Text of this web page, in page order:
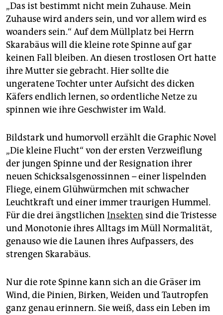
abo
genossenschaft
epaper login
„Das ist bestimmt nicht mein Zuhause. Mein
Zuhause wird anders sein, und vor allem wird es
woanders sein.“ Auf dem Müllplatz bei Herrn
Skarabäus will die kleine rote Spinne auf gar
keinen Fall bleiben. An diesen trostlosen Ort hatte
ihre Mutter sie gebracht. Hier sollte die
ungeratene Tochter unter Aufsicht des dicken
Käfers endlich lernen, so ordentliche Netze zu
spinnen wie ihre Geschwister im Wald.
Bildstark und humorvoll erzählt die Graphic Novel
„Die kleine Flucht“ von der ersten Verzweiflung
der jungen Spinne und der Resignation ihrer
neuen Schicksalsgenossinnen – einer lispelnden
Fliege, einem Glühwürmchen mit schwacher
Leuchtkraft und einer immer traurigen Hummel.
Für die drei ängstlichen Insekten sind die Tristesse
und Monotonie ihres Alltags im Müll Normalität,
genauso wie die Launen ihres Aufpassers, des
strengen Skarabäus.
Nur die rote Spinne kann sich an die Gräser im
Wind, die Pinien, Birken, Weiden und Tautropfen
ganz genau erinnern. Sie weiß, dass ein Leben im